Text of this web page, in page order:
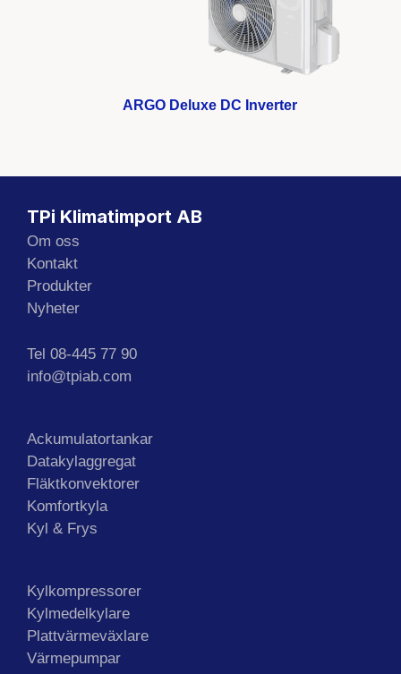
ARGO Deluxe DC Inverter
TPi Klimatimport AB
Om oss
Kontakt
Produkter
Nyheter
Tel 08-445 77 90
info@tpiab.com
Ackumulatortankar
Datakylaggregat
Fläktkonvektorer
Komfortkyla
Kyl & Frys
Kylkompressorer
Kylmedelkylare
Plattvärmeväxlare
Värmepumpar